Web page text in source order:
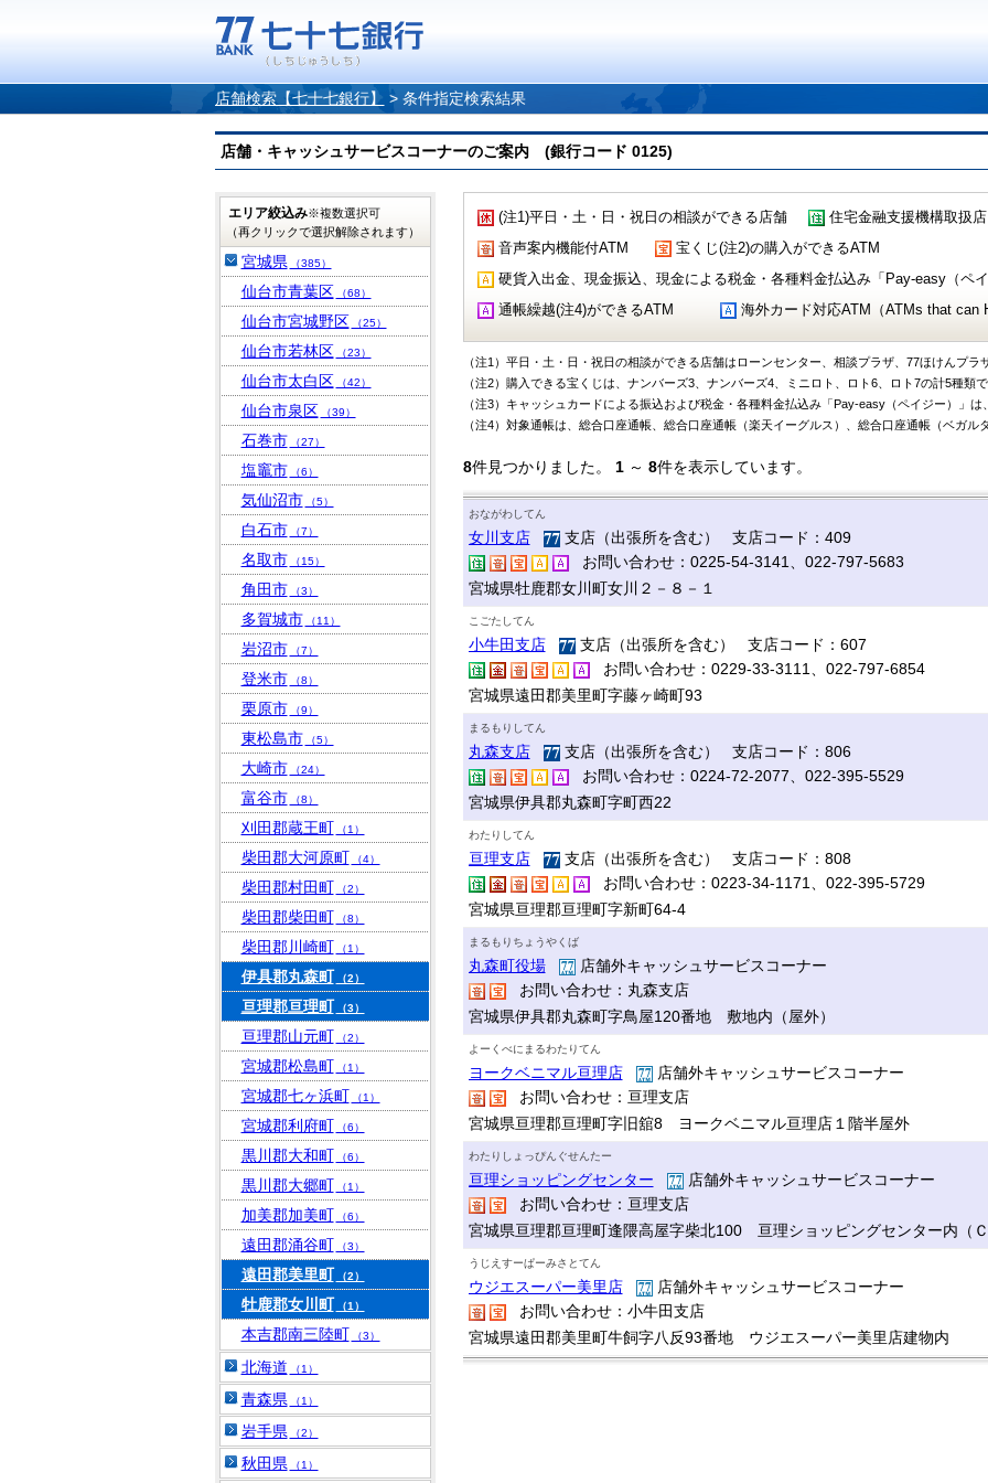
店舗検索【七十七銀行】 > 条件指定検索結果
店舗・キャッシュサービスコーナーのご案内 (銀行コード 0125)
(注1)平日・土・日・祝日の相談ができる店舗 住宅金融支援機構取扱店
音声案内機能付ATM
宝くじ(注2)の購入ができるATM
硬貨入出金、現金振込、現金による税金・各種料金払込み「Pay-easy（ペ
通帳繰越(注4)ができるATM
海外カード対応ATM（ATMs that can
（注1）平日・土・日・祝日の相談ができる店舗はローンセンター、相談プラザ、77ほけんプラ
（注2）購入できる宝くじは、ナンバーズ3、ナンバーズ4、ミニロト、ロト6、ロト7の計5種類で
（注3）キャッシュカードによる振込および税金・各種料金払込み「Pay-easy（ペイジー）」は
（注4）対象通帳は、総合口座通帳、総合口座通帳（楽天イーグルス）、総合口座通帳（ベガル
8件見つかりました。 1～ 8件を表示しています。
おながわしてん
女川支店
支店（出張所を含む） 支店コード：409
お問い合わせ：0225-54-3141、022-797-5683
宮城県牡鹿郡女川町女川２－８－１
こごたしてん
小牛田支店
支店（出張所を含む） 支店コード：607
お問い合わせ：0229-33-3111、022-797-6854
宮城県遠田郡美里町字藤ヶ崎町93
まるもりしてん
丸森支店
支店（出張所を含む） 支店コード：806
お問い合わせ：0224-72-2077、022-395-5529
宮城県伊具郡丸森町字町西22
わたりしてん
亘理支店
支店（出張所を含む） 支店コード：808
お問い合わせ：0223-34-1171、022-395-5729
宮城県亘理郡亘理町字新町64-4
まるもりちょうやくば
丸森町役場
店舗外キャッシュサービスコーナー
お問い合わせ：丸森支店
宮城県伊具郡丸森町字鳥屋120番地 敷地内（屋外）
よーくべにまるわたりてん
ヨークベニマル亘理店
店舗外キャッシュサービスコーナー
お問い合わせ：亘理支店
宮城県亘理郡亘理町字旧舘8 ヨークベニマル亘理店１階半屋外
わたりしょっぴんぐせんたー
亘理ショッピングセンター
店舗外キャッシュサービスコーナー
お問い合わせ：亘理支店
宮城県亘理郡亘理町逢隈高屋字柴北100 亘理ショッピングセンター内（Ｃ
うじえすーぱーみさとてん
ウジエスーパー美里店
店舗外キャッシュサービスコーナー
お問い合わせ：小牛田支店
宮城県遠田郡美里町牛飼字八反93番地 ウジエスーパー美里店建物内
エリア絞込み※複数選択可
（再クリックで選択解除されます）
宮城県 （385）
仙台市青葉区 （68）
仙台市宮城野区 （25）
仙台市若林区 （23）
仙台市太白区 （42）
仙台市泉区 （39）
石巻市 （27）
塩竈市 （6）
気仙沼市 （5）
白石市 （7）
名取市 （15）
角田市 （3）
多賀城市 （11）
岩沼市 （7）
登米市 （8）
栗原市 （9）
東松島市 （5）
大崎市 （24）
富谷市 （8）
刈田郡蔵王町 （1）
柴田郡大河原町 （4）
柴田郡村田町 （2）
柴田郡柴田町 （8）
柴田郡川崎町 （1）
伊具郡丸森町 （2）
亘理郡亘理町 （3）
亘理郡山元町 （2）
宮城郡松島町 （1）
宮城郡七ヶ浜町 （1）
宮城郡利府町 （6）
黒川郡大和町 （6）
黒川郡大郷町 （1）
加美郡加美町 （6）
遠田郡涌谷町 （3）
遠田郡美里町 （2）
牡鹿郡女川町 （1）
本吉郡南三陸町 （3）
北海道 （1）
青森県 （1）
岩手県 （2）
秋田県 （1）